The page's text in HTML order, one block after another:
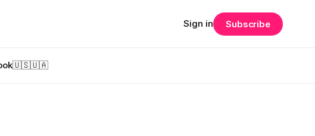
🇺🇸🇺🇦
Sign in Subscribe